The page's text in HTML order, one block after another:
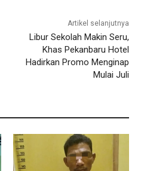
Artikel selanjutnya
Libur Sekolah Makin Seru,
Khas Pekanbaru Hotel
Hadirkan Promo Menginap
Mulai Juli